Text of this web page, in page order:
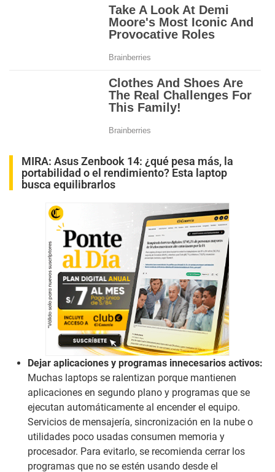
MIRA: Asus Zenbook 14: ¿qué pesa más, la
portabilidad o el rendimiento? Esta laptop
busca equilibrarlos
Dejar aplicaciones y programas innecesarios activos:
Muchas laptops se ralentizan porque mantienen
aplicaciones en segundo plano y programas que se
ejecutan automáticamente al encender el equipo.
Servicios de mensajería, sincronización en la nube o
utilidades poco usadas consumen memoria y
procesador. Para evitarlo, se recomienda cerrar los
programas que no se estén usando desde el